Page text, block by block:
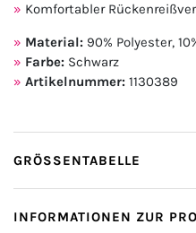
Komfortabler
Material: 90% Polyester,
Farbe: Schwarz
Artikelnummer: 1130389
GRÖSSENTABELLE
INFORMATIONEN ZUR